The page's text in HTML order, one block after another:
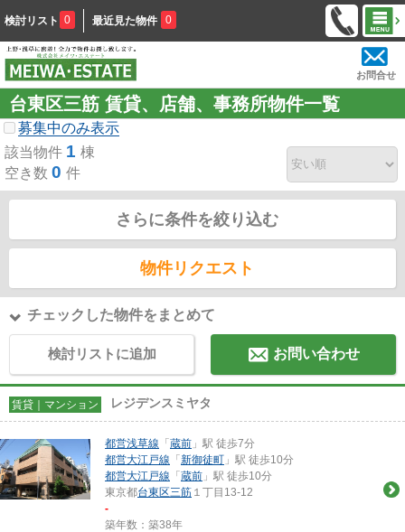
検討リスト 0 最近見た物件 0
お問合せ
台東区三筋 賃貸、店舗、事務所物件一覧
募集中のみ表示
該当物件 1 棟
空き数 0 件
さらに条件を絞り込む
物件リクエスト
チェックした物件をまとめて
検討リストに追加 お問い合わせ
賃貸｜マンション レジデンスミヤタ
都営浅草線 「 蔵前 」駅 徒歩7分
都営大江戸線 「 新御徒町 」駅 徒歩10分
都営大江戸線 「 蔵前 」駅 徒歩10分
東京都台東区三筋 １丁目13-12
-
築年数：築38年